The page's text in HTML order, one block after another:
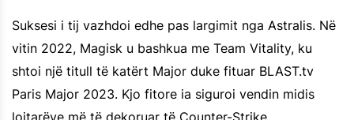
Suksesi i tij vazhdoi edhe pas largimit nga Astralis. Në
vitin 2022, Magisk u bashkua me Team Vitality, ku
shtoi një titull të katërt Major duke fituar BLAST.tv
Paris Major 2023. Kjo fitore ia siguroi vendin midis